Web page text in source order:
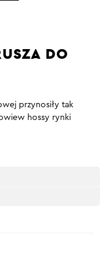
DO
przynosiły tak
hossy rynki